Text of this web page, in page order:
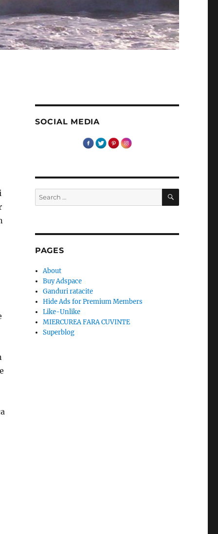
SOCIAL MEDIA
Search
for:
SEARCH
PAGES
About
Buy Adspace
Ganduri ratacite
Hide Ads for Premium Members
Like-Unlike
MIERCUREA FARA CUVINTE
Superblog